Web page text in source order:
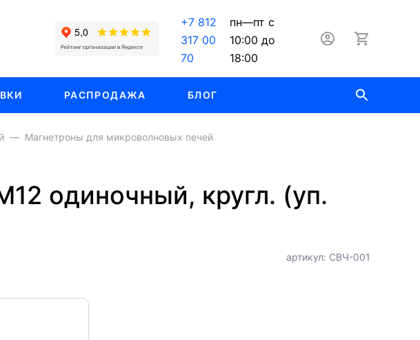
+7 812
317 00
70
пн—пт с
10:00 до
18:00
РАСПРОДАЖА БЛОГ
Магнетроны для микроволновых печей
одиночный, кругл. (уп.
артикул: СВЧ-001